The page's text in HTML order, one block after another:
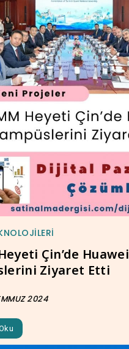
Çin’de Huawei
Ziyaret Etti
2024